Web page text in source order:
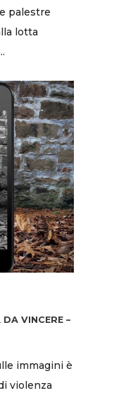
palestre
lotta
VINCERE –
immagini è
violenza